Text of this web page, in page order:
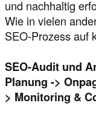
und nachhaltig
Wie in vielen
SEO-Prozess auf
SEO-Audit und
Planung ->
> Monitoring &